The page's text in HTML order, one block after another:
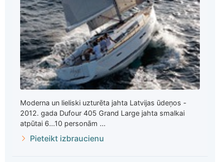
Moderna un lieliski uzturēta jahta Latvijas ūdeņos -
2012. gada Dufour 405 Grand Large jahta smalkai
atpūtai 6...10 personām ...
Pieteikt izbraucienu